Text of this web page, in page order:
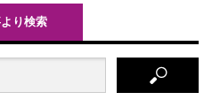
り検索